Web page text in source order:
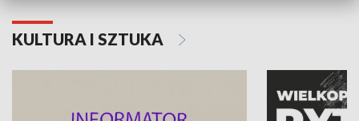
KULTURA I SZTUKA